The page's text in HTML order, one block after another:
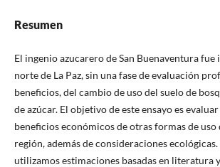
Resumen
El ingenio azucarero de San Buenaventura fue
norte de La Paz, sin una fase de evaluación
beneficios, del cambio de uso del suelo de
de azúcar. El objetivo de este ensayo es
beneficios económicos de otras formas de uso
región, además de consideraciones
utilizamos estimaciones basadas en literatura